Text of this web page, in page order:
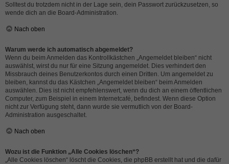
Solltest du trotzdem nicht in der Lage sein, dein Passwort zurückzusetzen, so
wende dich an die Board-Administration.
Nach oben
Warum werde ich automatisch abgemeldet?
Wenn du beim Anmelden das Kontrollkästchen „Angemeldet bleiben“ nicht
auswählst, wirst du nur für eine Sitzung angemeldet. Dies verhindert den
Missbrauch deines Benutzerkontos durch einen Dritten. Um angemeldet zu
bleiben, kannst du das Kästchen „Angemeldet bleiben“ beim Anmelden
auswählen. Dies ist nicht empfehlenswert, wenn du dich an einem öffentlichen
Computer, zum Beispiel in einem Internetcafé, befindest. Wenn diese Option
nicht zur Verfügung steht, dann wurde sie vermutlich von der Board-
Administration ausgeschaltet.
Nach oben
Wozu ist die Funktion „Alle Cookies löschen“?
„Alle Cookies löschen“ löscht die Cookies, die phpBB erstellt hat und die dafür